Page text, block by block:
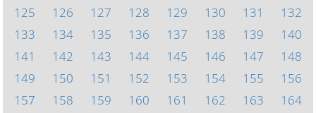
125
126 127 128 129 130 131
132
133
134 135 136 137 138 139
140
141
142 143 144 145 146 147
148
149
150 151 152 153 154 155
156
157
158 159 160 161 162 163
164